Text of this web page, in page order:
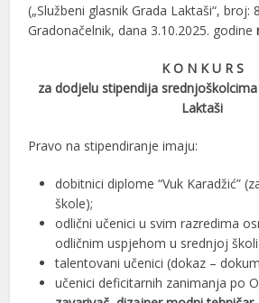
(„Službeni glasnik Grada Laktaši“, broj:
Gradonačelnik, dana 3.10.2025. godine
K O N K U R S
za dodjelu stipendija
Laktaši
Pravo na stipendiranje imaju:
dobitnici diplome “Vuk Karadžić”
škole);
odlični učenici u svim razredima
odličnim uspjehom u srednjoj
talentovani učenici (dokaz –
učenici deficitarnih zanimanja po